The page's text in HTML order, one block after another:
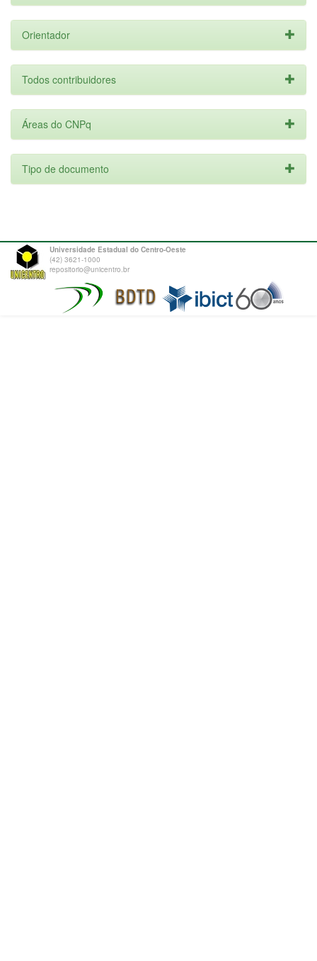
Orientador
Todos contribuidores
Áreas do CNPq
Tipo de documento
Universidade Estadual do Centro-Oeste
(42) 3621-1000
repositorio@unicentro.br